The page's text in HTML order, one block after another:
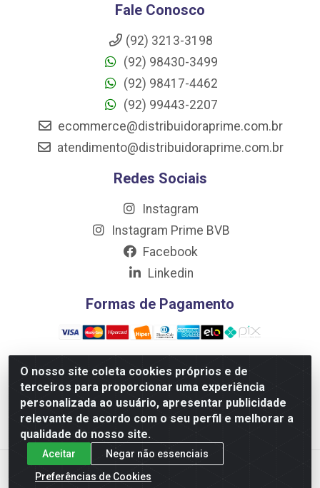
O nosso site coleta cookies próprios e de
terceiros para proporcionar uma experiência
personalizada ao usuário, apresentar publicidade
relevante de acordo com o seu perfil e melhorar a
qualidade do nosso site.
Aceitar
Negar não essenciais
Preferências de Cookies
Fale Conosco
(92) 3213-3198
(92) 98430-3499
(92) 98417-4462
(92) 99443-2207
ecommerce@distribuidoraprime.com.br
atendimento@distribuidoraprime.com.br
Redes Sociais
Instagram
Instagram Prime BVB
Facebook
Linkedin
Formas de Pagamento
Distribuidora Prime LTDA - Av. Professor Nilton Lins, 781
- Flores, Manaus/AM - CEP 69.058-030 - CNPJ:
10.717.750/0001-32